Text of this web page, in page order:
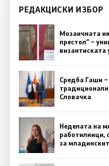
РЕДАКЦИСКИ ИЗБОР
Мозаичната
престол“ –
византиската
Средба Гаши
Словачка
Неделата на
работилници,
за